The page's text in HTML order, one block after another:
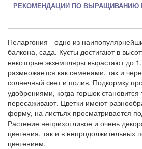
РЕКОМЕНДАЦИИ ПО ВЫРАЩИВАНИЮ
Пеларгония - одно из
балкона, сада. Кусты достигают в
некоторые экземпляры вырастают до
размножается как семенами, так и
солнечный свет и полив. Подкормку
удобрениями, когда горшок
пересаживают. Цветки имеют
форму, на листьях просматривается
Растение неприхотливое и очень
цветения, так и в непродолжительных
цветением.